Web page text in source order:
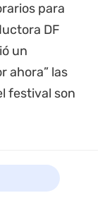
para
DF
un
ahora” las
festival son